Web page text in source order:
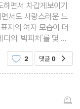
면서 차갑게보이기
서도 사랑스러운 느
지의 여자 모습이 더
의 '빅피처'를 몇 년
표정과 행동에 대한 섬
장소, 하나하나 자세
시원한 전개가 책 속
2 댓글 0